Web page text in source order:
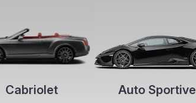
Cabriolet Auto Sportive